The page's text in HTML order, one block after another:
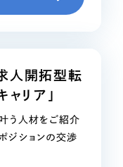
人開拓型転
ャリア」
う人材をご紹介
ジションの交渉